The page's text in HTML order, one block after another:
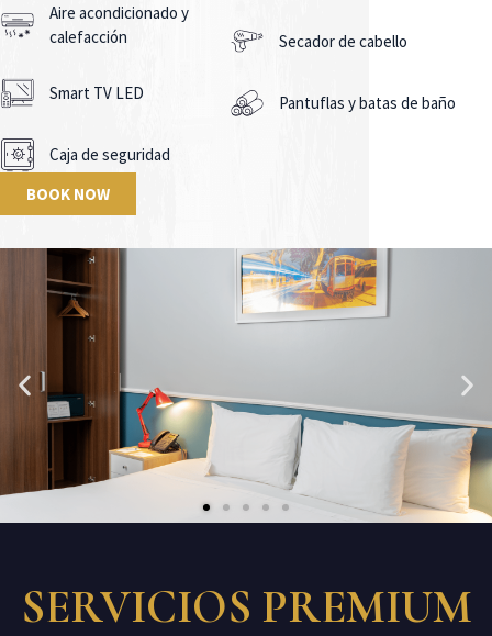
Aire acondicionado y
calefacción
Smart TV LED
Caja de seguridad
Secador de cabello
Pantuflas y batas de baño
BOOK NOW
SERVICIOS PREMIUM